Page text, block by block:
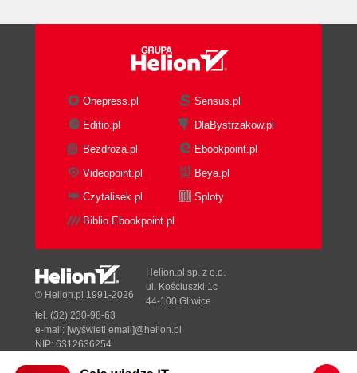
Onepress.pl
Sensus.pl
Editio.pl
DlaBystrzakow.pl
Bezdroza.pl
Ebookpoint.pl
Videopoint.pl
Beya.pl
Czytalisek.pl
Sploty
Biblio.Ebookpoint.pl
© Helion.pl 1991-2026
Helion.pl sp. z o.o.
ul. Kościuszki 1c
44-100 Gliwice
tel. (32) 230-98-63
e-mail: [wyświetl email]@helion.pl
NIP: 6312636254